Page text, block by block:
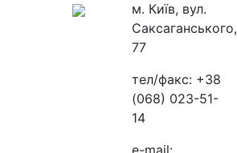
м. Київ, вул.
Саксаганського,
77
тел/факс: +38
(068) 023-51-
14
e-mail: